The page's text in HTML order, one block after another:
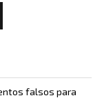
falsos para